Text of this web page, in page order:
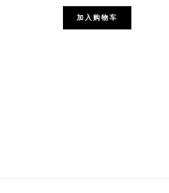
加入购物车